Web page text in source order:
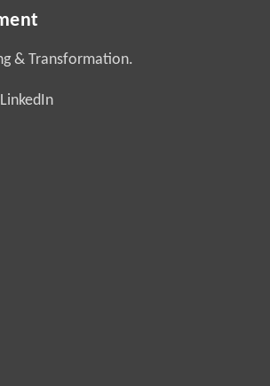
& Transformation.